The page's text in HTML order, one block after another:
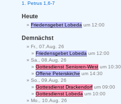
1. Petrus 1,6-7
Heute
Friedensgebet Lobeda um 12:00
Demnächst
Fr., 07.Aug. 26
Friedensgebet Lobeda um 12:00
Sa., 08.Aug. 26
Gottesdienst Senioren-West um 10:30
Offene Peterskirche um 14:30
So., 09.Aug. 26
Gottesdienst Drackendorf um 09:00
Gottesdienst Lobeda um 10:00
Mo., 10.Aug. 26